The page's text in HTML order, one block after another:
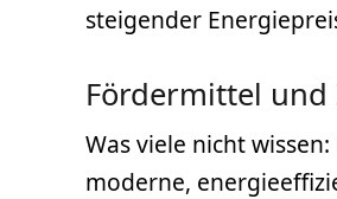
steigender
Fördermittel und
Was viele nicht
moderne,